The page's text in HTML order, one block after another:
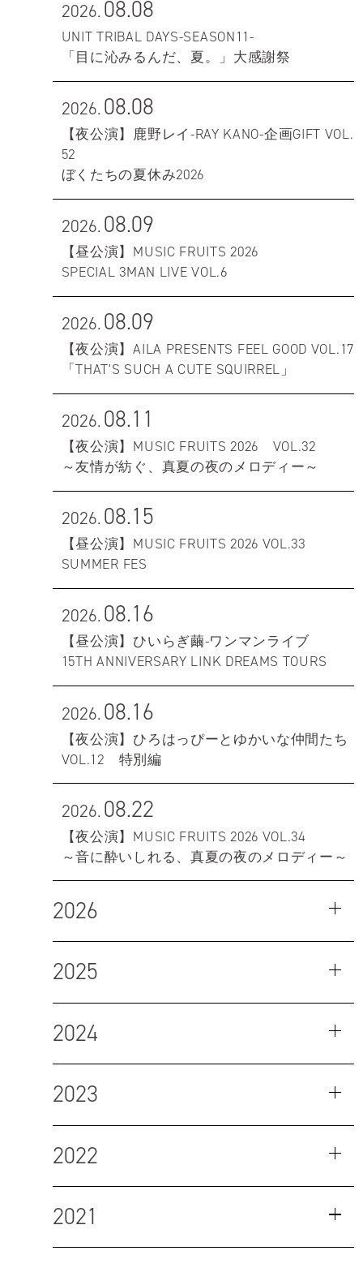
2026.08.08
UNIT TRIBAL DAYS-SEASON11-
「目に沁みるんだ、夏。」大感謝祭
2026.08.08
【夜公演】鹿野レイ-RAY KANO-企画GIFT VOL.
52
ぼくたちの夏休み2026
2026.08.09
【昼公演】MUSIC FRUITS 2026
SPECIAL 3MAN LIVE VOL.6
2026.08.09
【夜公演】AILA PRESENTS FEEL GOOD VOL.17
「THAT'S SUCH A CUTE SQUIRREL」
2026.08.11
【夜公演】MUSIC FRUITS 2026 VOL.32
～友情が紡ぐ、真夏の夜のメロディー～
2026.08.15
【昼公演】MUSIC FRUITS 2026 VOL.33
SUMMER FES
2026.08.16
【昼公演】ひいらぎ繭-ワンマンライブ
15TH ANNIVERSARY LINK DREAMS TOURS
2026.08.16
【夜公演】ひろはっぴーとゆかいな仲間たち
VOL.12 特別編
2026.08.22
【夜公演】MUSIC FRUITS 2026 VOL.34
～音に酔いしれる、真夏の夜のメロディー～
2026
2025
2024
2023
2022
2021